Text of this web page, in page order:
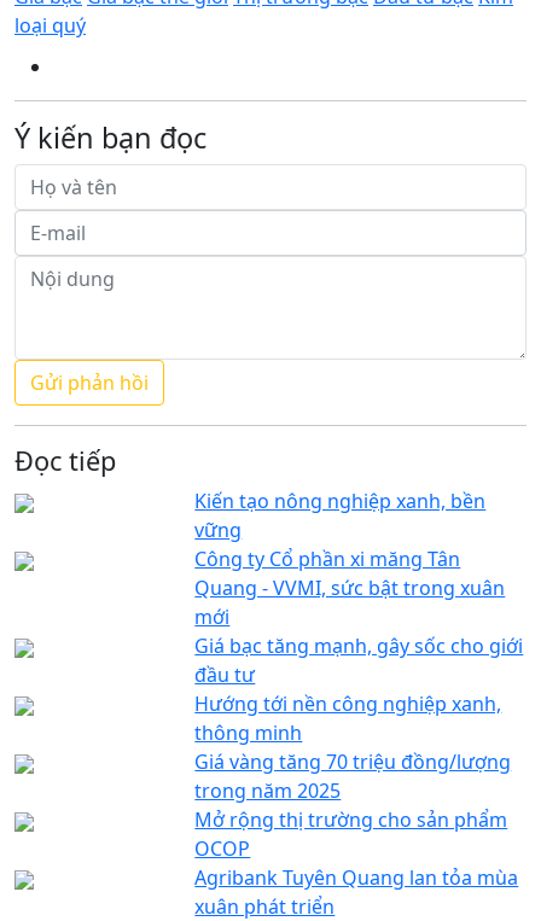
loại quý
Ý kiến bạn đọc
Đọc tiếp
Kiến tạo nông nghiệp xanh, bền
vững
Công ty Cổ phần xi măng Tân
Quang - VVMI, sức bật trong xuân
mới
Giá bạc tăng mạnh, gây sốc cho giới
đầu tư
Hướng tới nền công nghiệp xanh,
thông minh
Giá vàng tăng 70 triệu đồng/lượng
trong năm 2025
Mở rộng thị trường cho sản phẩm
OCOP
Agribank Tuyên Quang lan tỏa mùa
xuân phát triển